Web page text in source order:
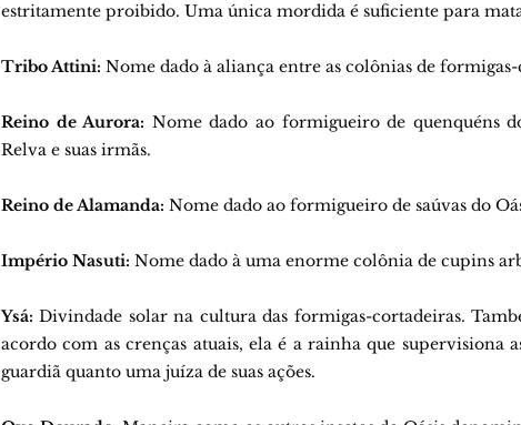
estritamente proibido. Uma única mordida é suficiente para
Tribo Attini: Nome dado à aliança entre as colônias de
Reino de Aurora: Nome dado ao formigueiro de quenquéns
Relva e suas irmãs.
Reino de Alamanda: Nome dado ao formigueiro de saúvas do
Império Nasuti: Nome dado à uma enorme colônia de cupins
Ysá: Divindade solar na cultura das formigas-cortadeiras.
acordo com as crenças atuais, ela é a rainha que supervisiona
guardiã quanto uma juíza de suas ações.